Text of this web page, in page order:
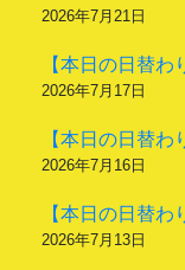
2026年7月21日
【本日の日替
2026年7月17日
【本日の日替わ
2026年7月16日
【本日の日替
2026年7月13日